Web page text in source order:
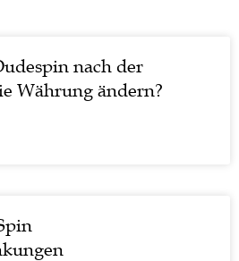
nach der
Währung ändern?